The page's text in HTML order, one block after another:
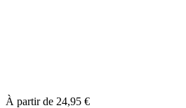
À partir de 24,95 €